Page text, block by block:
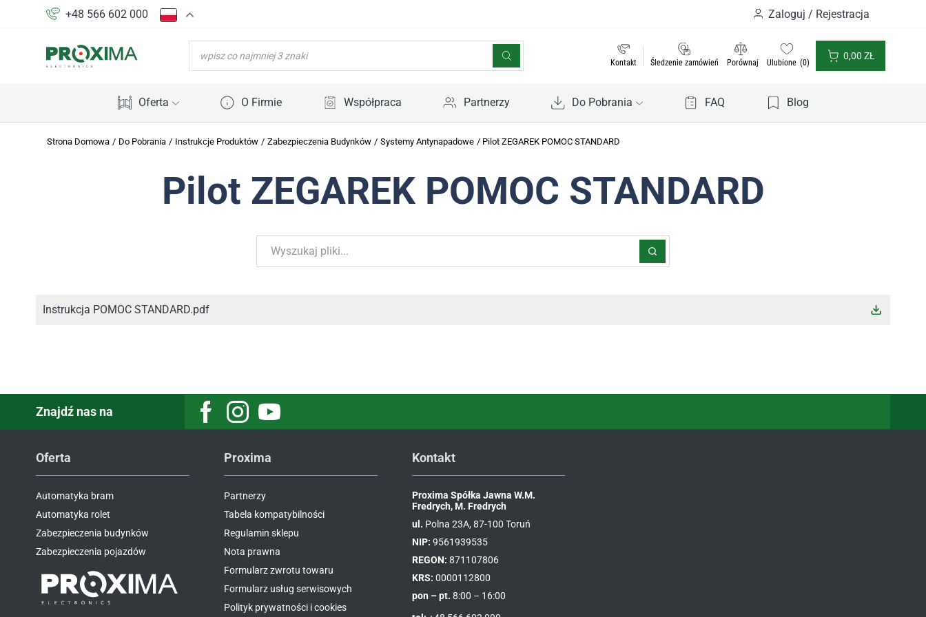
+48 566 602 000 Zaloguj / Rejestracja
WYSZUKIWARKA
PRODUKTÓW
Kontakt Śledzenie zamówień Porównaj Ulubione 0
0,00 ZŁ
Oferta O Firmie Współpraca Partnerzy Do Pobrania FAQ Blog
Strona Domowa / Do Pobrania / Instrukcje Produktów / Zabezpieczenia Budynków / Systemy Antynapadowe / Pilot ZEGAREK POMOC STANDARD
Pilot ZEGAREK POMOC STANDARD
Instrukcja POMOC STANDARD.pdf
Znajdź nas na FacebookInstagramYoutube
Oferta
Automatyka bram
Automatyka rolet
Zabezpieczenia budynków
Zabezpieczenia pojazdów
Proxima
Partnerzy
Tabela kompatybilności
Regulamin sklepu
Nota prawna
Formularz zwrotu towaru
Formularz usług serwisowych
Polityk prywatności i cookies
Kontakt
Proxima Spółka Jawna W.M.
Fredrych, M. Fredrych
ul. Polna 23A, 87-100 Toruń
NIP: 9561939535
REGON: 871107806
KRS: 0000112800
pon – pt. 8:00 – 16:00